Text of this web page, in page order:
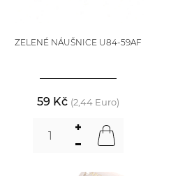
ZELENÉ NÁUŠNICE U84-59AF
59 Kč (2,44 Euro)